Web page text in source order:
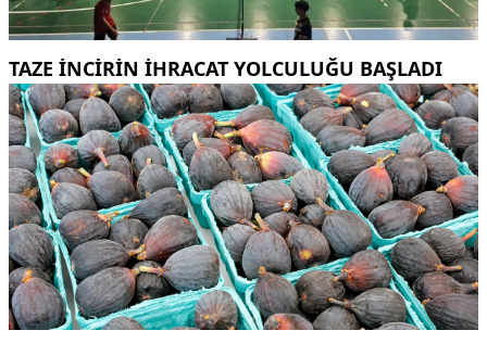
TAZE INCIRIN IHRACAT YOLCULUĞU BAŞLADI